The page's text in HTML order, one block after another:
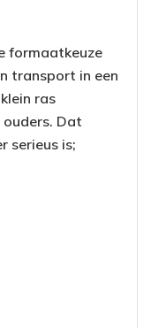
formaatkeuze
transport in een
ras
Dat
serieus is;